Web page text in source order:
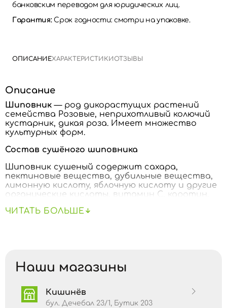
банковским переводом для юридических лиц.
Гарантия:Срок годности: смотри на упаковке.
ОПИСАНИЕХАРАКТЕРИСТИКИОТЗЫВЫ
Описание
Шиповник — род дикорастущих растений
семейства Розовые, неприхотливый колючий
кустарник, дикая роза. Имеет множество
культурных форм.
Состав сушёного шиповника
Шиповник сушеный содержит сахара,
пектиновые вещества, дубильные вещества,
лимонную кислоту, яблочную кислоту и другие
органические кислоты, витамин С, каротин,
глюкозиды кемпферол и кверцетин, пигменты
растением, его плоды по количественному
содержанию и разнообразию витаминов
Водный настой из сушеного шиповника
повышает сопротивляемость организма при
ЧИТАТЬ БОЛЬШЕ
Наши магазины
Кишинёв
бул. Дечебал 23/1, Бутик 203